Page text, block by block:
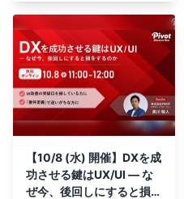
【10/8 (水) 開催】DXを成
功させる鍵はUX/UI ― な
ぜ今、後回しにすると損を